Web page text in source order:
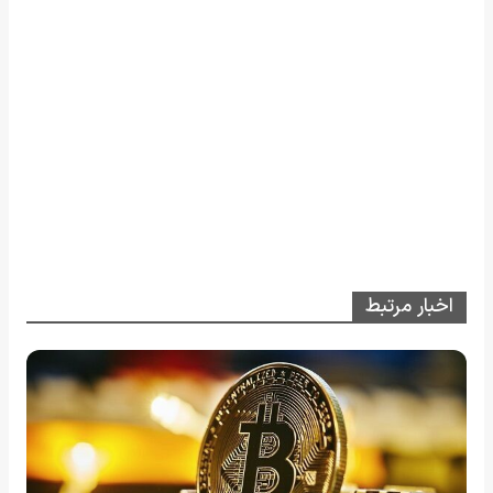
اخبار مرتبط